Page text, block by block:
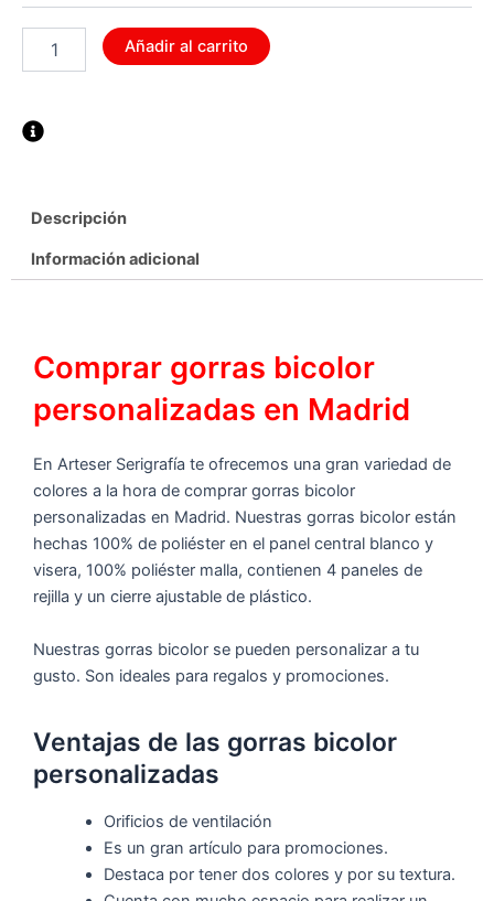
Añadir al carrito
Descripción
Información adicional
Comprar gorras bicolor
personalizadas en Madrid
En Arteser Serigrafía te ofrecemos una gran variedad de
colores a la hora de comprar gorras bicolor
personalizadas en Madrid. Nuestras gorras bicolor están
hechas 100% de poliéster en el panel central blanco y
visera, 100% poliéster malla, contienen 4 paneles de
rejilla y un cierre ajustable de plástico.
Nuestras gorras bicolor se pueden personalizar a tu
gusto. Son ideales para regalos y promociones.
Ventajas de las gorras bicolor
personalizadas
Orificios de ventilación
Es un gran artículo para promociones.
Destaca por tener dos colores y por su textura.